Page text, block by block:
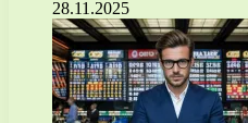
28.11.2025